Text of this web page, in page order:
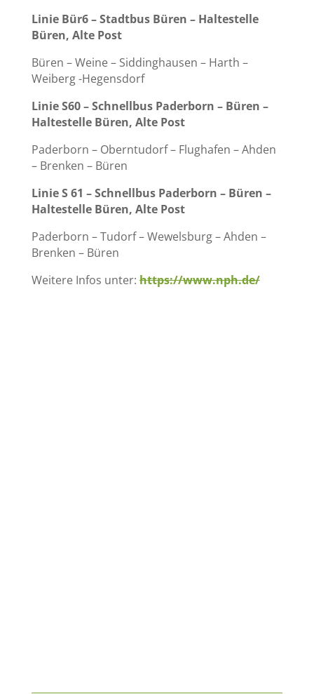
Linie Bür6 – Stadtbus Büren – Haltestelle
Büren, Alte Post
Büren – Weine – Siddinghausen – Harth –
Weiberg -Hegensdorf
Linie S60 – Schnellbus Paderborn – Büren –
Haltestelle Büren, Alte Post
Paderborn – Oberntudorf – Flughafen – Ahden
– Brenken – Büren
Linie S 61 – Schnellbus Paderborn – Büren –
Haltestelle Büren, Alte Post
Paderborn – Tudorf – Wewelsburg – Ahden –
Brenken – Büren
Weitere Infos unter:https://www.nph.de/